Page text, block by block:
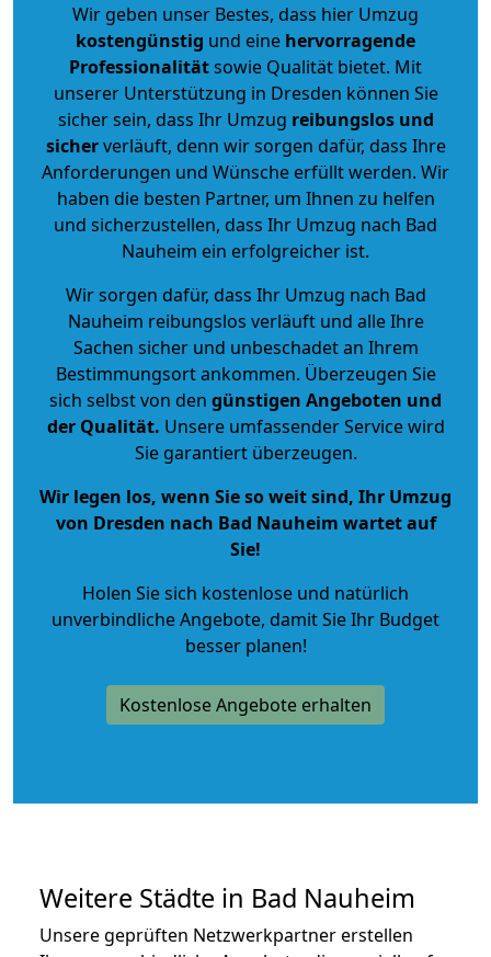
Wir geben unser Bestes, dass hier Umzug
kostengünstig und eine hervorragende
Professionalitätsowie Qualität bietet. Mit
unserer Unterstützung in Dresden können Sie
sicher sein, dass Ihr Umzug reibungslos und
sicherverläuft, denn wir sorgen dafür, dass Ihre
Anforderungen und Wünsche erfüllt werden. Wir
haben die besten Partner, um Ihnen zu helfen
und sicherzustellen, dass Ihr Umzug nach Bad
Nauheim ein erfolgreicher ist.
Wir sorgen dafür, dass Ihr Umzug nach Bad
Nauheim reibungslos verläuft und alle Ihre
Sachen sicher und unbeschadet an Ihrem
Bestimmungsort ankommen. Überzeugen Sie
sich selbst von den günstigen Angeboten und
der Qualität. Unsere umfassender Service wird
Sie garantiert überzeugen.
Wir legen los, wenn Sie so weit sind, Ihr Umzug
von Dresden nach Bad Nauheim wartet auf
Sie!
Holen Sie sich kostenlose und natürlich
unverbindliche Angebote, damit Sie Ihr Budget
besser planen!
Kostenlose Angebote erhalten
Weitere Städte in Bad Nauheim
Unsere geprüften Netzwerkpartner erstellen